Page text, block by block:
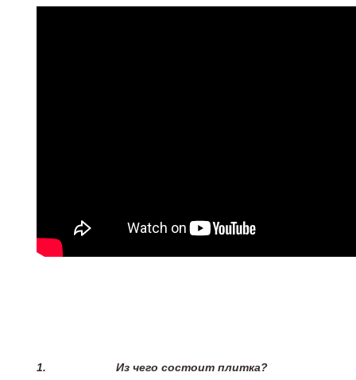
1. Из чего состоит плитка?